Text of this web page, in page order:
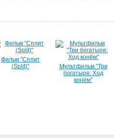
Фильм "Сплит
(Split)"
Мультфильм "Три
богатыря: Ход
конём"